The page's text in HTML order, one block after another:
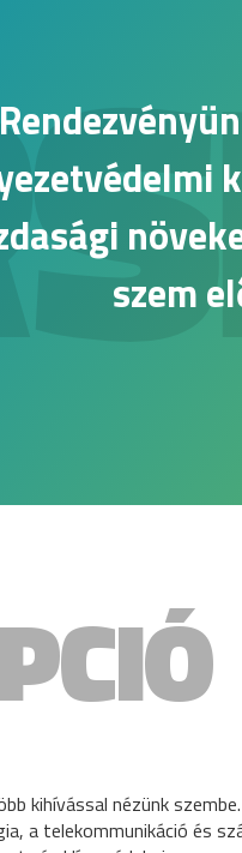
szem
kihívással nézünk
a telekommunikáció és